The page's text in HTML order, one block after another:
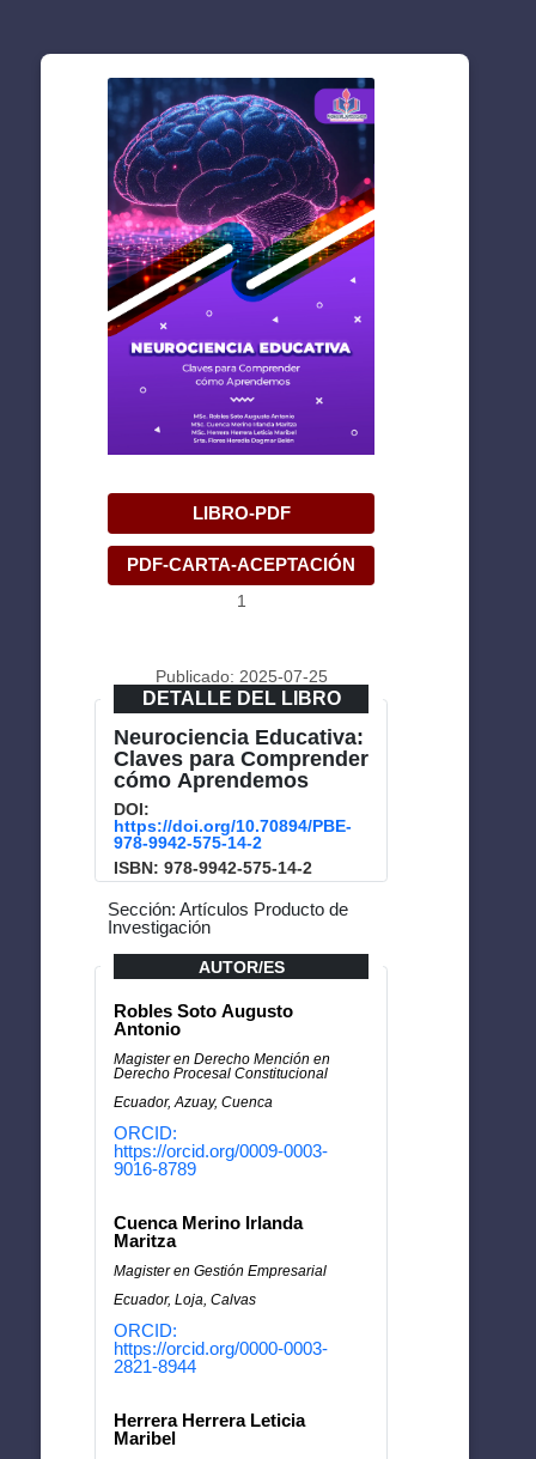
LIBRO-PDF
PDF-CARTA-ACEPTACIÓN
1
Publicado: 2025-07-25
DETALLE DEL LIBRO
Neurociencia Educativa:
Claves para Comprender
cómo Aprendemos
DOI:
https://doi.org/10.70894/PBE-
978-9942-575-14-2
ISBN: 978-9942-575-14-2
Sección: Artículos Producto de
Investigación
AUTOR/ES
Robles Soto Augusto
Antonio
Magister en Derecho Mención en
Derecho Procesal Constitucional
Ecuador, Azuay, Cuenca
ORCID:
https://orcid.org/0009-0003-
9016-8789
Cuenca Merino Irlanda
Maritza
Magister en Gestión Empresarial
Ecuador, Loja, Calvas
ORCID:
https://orcid.org/0000-0003-
2821-8944
Herrera Herrera Leticia
Maribel